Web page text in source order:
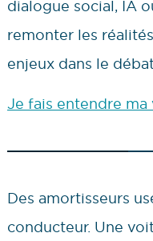
dialogue social, IA
remonter les
enjeux dans le
Je fais entendre ma
Des amortisseurs
conducteur. Une